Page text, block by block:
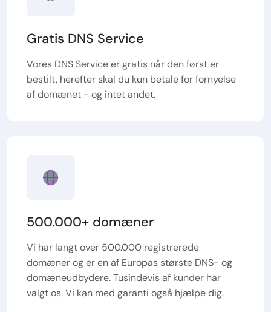
Gratis DNS Service
Vores DNS Service er gratis når den først er
bestilt, herefter skal du kun betale for fornyelse
af domænet - og intet andet.
500.000+ domæner
Vi har langt over 500.000 registrerede
domæner og er en af Europas største DNS- og
domæneudbydere. Tusindevis af kunder har
valgt os. Vi kan med garanti også hjælpe dig.